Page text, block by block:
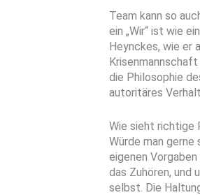
Team kann so
ein „Wir“ ist wie
Heynckes, wie er
die Philosophie
autoritäres
Wie sieht richtige
Würde man
eigenen
das Zuhören, und
selbst. Die